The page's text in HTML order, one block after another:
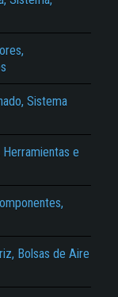
Sistema
e
Bolsas de Aire